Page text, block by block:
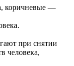
коричневые —
при снятии
человека,